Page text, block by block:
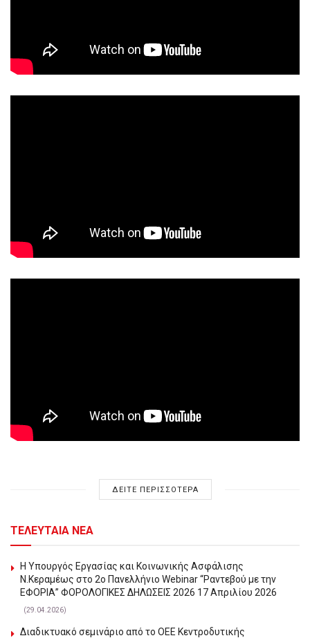
ΔΕΙΤΕ ΠΕΡΙΣΣΟΤΕΡΑ
ΤΕΛΕΥΤΑΙΑ ΝΕΑ
Η Υπουργός Εργασίας και Κοινωνικής Ασφάλισης
Ν.Κεραμέως στο 2o Πανελλήνιο Webinar “Ραντεβού με την
ΕΦΟΡΙΑ” ΦΟΡΟΛΟΓΙΚΕΣ ΔΗΛΩΣΕΙΣ 2026 17 Απριλίου 2026
(29.04.2026)
Διαδικτυακό σεμινάριο από το ΟΕΕ Κεντροδυτικής